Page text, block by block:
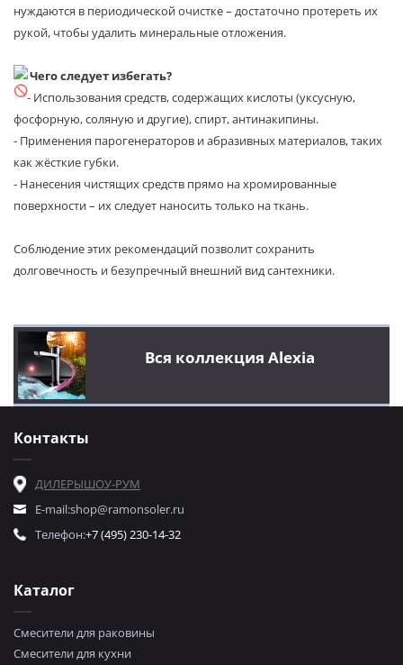
Вся коллекция Alexia
нуждаются в периодической очистке – достаточно протереть их
рукой, чтобы удалить минеральные отложения.
Чего следует избегать?
- Использования средств, содержащих кислоты (уксусную,
фосфорную, соляную и другие), спирт, антинакипины.
- Применения парогенераторов и абразивных материалов, таких
как жёсткие губки.
- Нанесения чистящих средств прямо на хромированные
поверхности – их следует наносить только на ткань.
Соблюдение этих рекомендаций позволит сохранить
долговечность и безупречный внешний вид сантехники.
Каталог
Смесители для раковины
Смесители для кухни
Контакты
ДИЛЕРЫШОУ-РУМ
E-mail:shop@ramonsoler.ru
Телефон:+7 (495) 230-14-32